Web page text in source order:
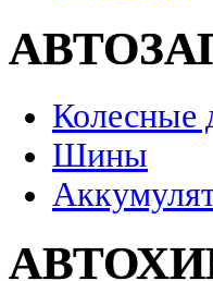
Колесные
Шины